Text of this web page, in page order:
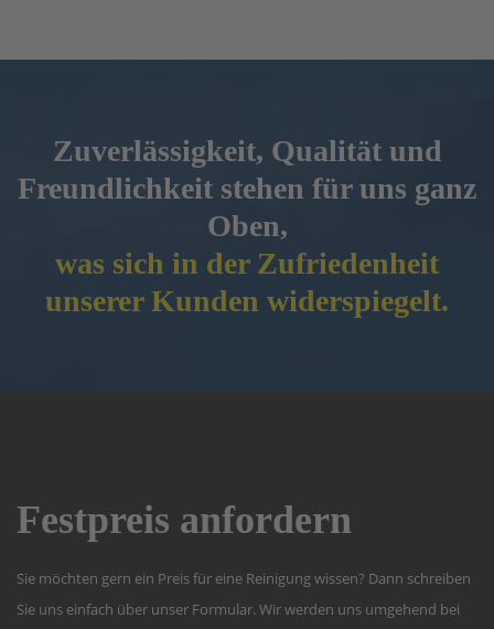
Zuverlässigkeit, Qualität und
Freundlichkeit stehen für uns ganz
Oben,
was sich in der Zufriedenheit
unserer Kunden widerspiegelt.
Festpreis anfordern
Sie möchten gern ein Preis für eine Reinigung wissen? Dann schreiben
Sie uns einfach über unser Formular. Wir werden uns umgehend bei